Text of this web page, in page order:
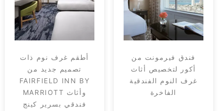
أطقم غرف نوم ذات
تصميم جديد من
FAIRFIELD INN BY
MARRIOTT وأثاث
فندقي بسرير كينج
فندق فيرمونت من
أكور لتخصيص أثاث
غرف النوم الفندقية
الفاخرة